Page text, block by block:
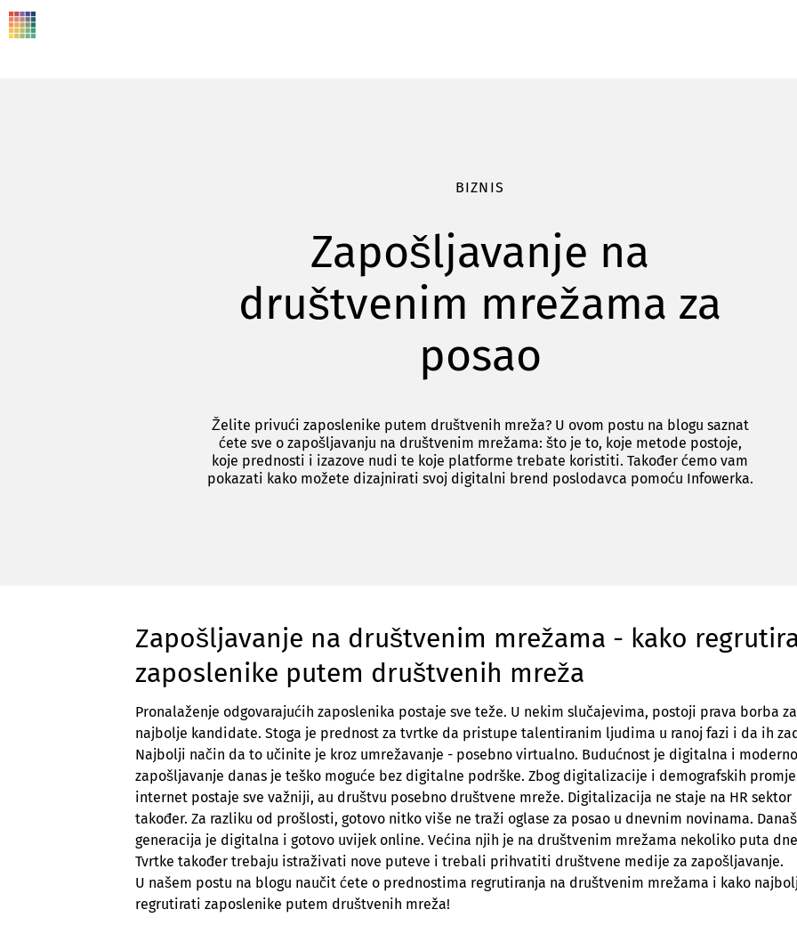
BIZNIS
Zapošljavanje na
društvenim mrežama za
posao
Želite privući zaposlenike putem društvenih mreža? U ovom postu na blogu saznat
ćete sve o zapošljavanju na društvenim mrežama: što je to, koje metode postoje,
koje prednosti i izazove nudi te koje platforme trebate koristiti. Također ćemo vam
pokazati kako možete dizajnirati svoj digitalni brend poslodavca pomoću Infowerka.
Zapošljavanje na društvenim mrežama - kako
zaposlenike putem društvenih mreža
Pronalaženje odgovarajućih zaposlenika postaje sve teže. U nekim slučajevima, postoji prava borba za
najbolje kandidate. Stoga je prednost za tvrtke da pristupe talentiranim ljudima u ranoj fazi i da ih
Najbolji način da to učinite je kroz umrežavanje - posebno virtualno. Budućnost je digitalna i moderno
zapošljavanje danas je teško moguće bez digitalne podrške. Zbog digitalizacije i demografskih
internet postaje sve važniji, au društvu posebno društvene mreže. Digitalizacija ne staje na HR sektor
također. Za razliku od prošlosti, gotovo nitko više ne traži oglase za posao u dnevnim novinama.
generacija je digitalna i gotovo uvijek online. Većina njih je na društvenim mrežama nekoliko puta
Tvrtke također trebaju istraživati nove puteve i trebali prihvatiti društvene medije za zapošljavanje.
U našem postu na blogu naučit ćete o prednostima regrutiranja na društvenim mrežama i kako
regrutirati zaposlenike putem društvenih mreža!